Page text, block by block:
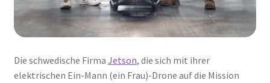
Die schwedische Firma Jetson, die sich mit ihrer
elektrischen Ein-Mann (ein Frau)-Drone auf die Mission